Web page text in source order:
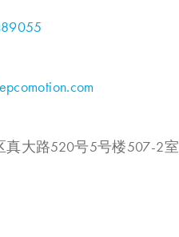
真大路520号5号楼507-2室